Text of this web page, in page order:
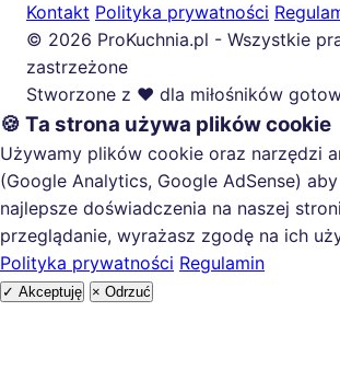
Kontakt Polityka prywatności
© 2026 ProKuchnia.pl - Wszystkie
zastrzeżone
Stworzone z ❤️ dla miłośników
🍪 Ta strona używa plików cookie
Używamy plików cookie oraz narzędzi
(Google Analytics, Google AdSense)
najlepsze doświadczenia na naszej
przeglądanie, wyrażasz zgodę na ich
Polityka prywatności Regulamin
✓ Akceptuję × Odrzuć